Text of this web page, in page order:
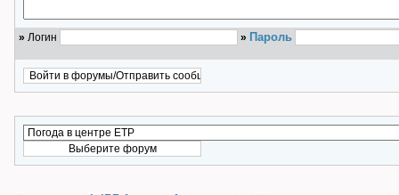
» Логин » Пароль